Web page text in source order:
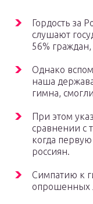
Гордость за
слушают
56%
Однако
наша
гимна,
При этом
сравнении с
когда
россиян.
Симпатию к
опрошенных